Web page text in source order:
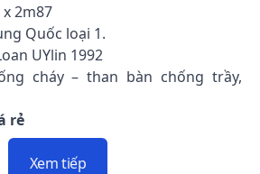
2m87
Quốc loại 1.
UYlin 1992
cháy – than bàn chống trầy,
rẻ
Xem tiếp